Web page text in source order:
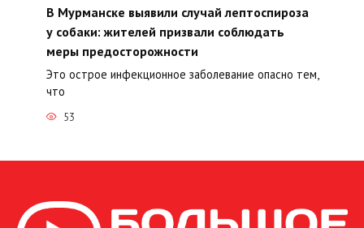
В Мурманске выявили случай лептоспироза
у собаки: жителей призвали соблюдать
меры предосторожности
Это острое инфекционное заболевание опасно тем,
что
53